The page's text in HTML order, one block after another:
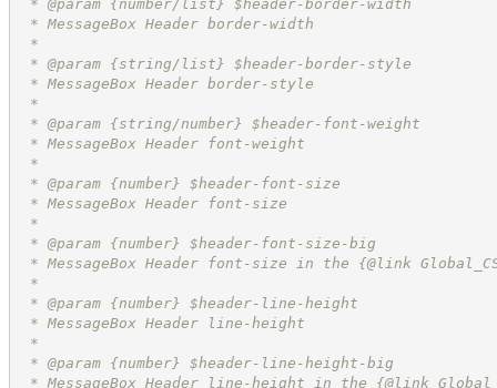
* @param {number/list} $header-border-width
* MessageBox Header border-width
*
* @param {string/list} $header-border-style
* MessageBox Header border-style
*
* @param {string/number} $header-font-weight
* MessageBox Header font-weight
*
* @param {number} $header-font-size
* MessageBox Header font-size
*
* @param {number} $header-font-size-big
* MessageBox Header font-size in the {@link
*
* @param {number} $header-line-height
* MessageBox Header line-height
*
* @param {number} $header-line-height-big
* MessageBox Header line-height in the {@link